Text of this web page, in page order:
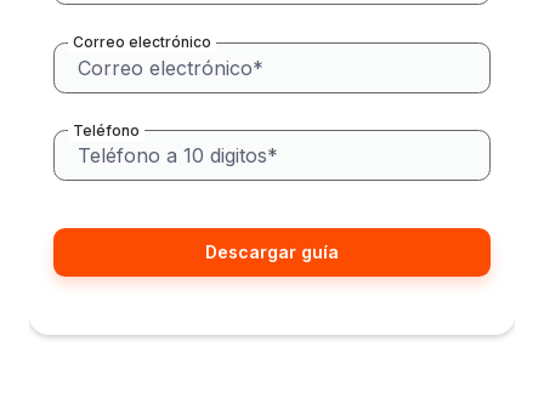
Correo electrónico
Teléfono